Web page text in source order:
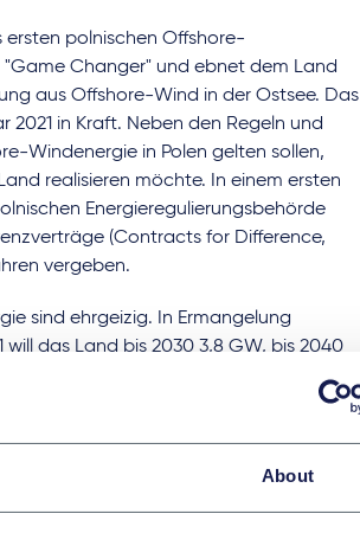
About
ersten polnischen Offshore-
"Game Changer" und ebnet dem Land
aus Offshore-Wind in der Ostsee. Das
in Kraft. Neben den Regeln und
Windenergie in Polen gelten sollen,
realisieren möchte. In einem ersten
Energieregulierungsbehörde
(Contracts for Difference,
vergeben.
sind ehrgeizig. In Ermangelung
das Land bis 2030 3,8 GW, bis 2040
dieses Ziels würde das Land zum
im Ostseeraum machen. Bereits
einer noch weitgehend auf fossilen